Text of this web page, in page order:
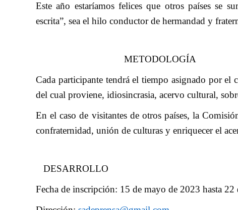
Este año estaríamos felices que otros países se
escrita”, sea el hilo conductor de hermandad y
METODOLOGÍA
Cada participante tendrá el tiempo asignado por el
del cual proviene, idiosincrasia, acervo cultural,
En el caso de visitantes de otros países, la
confraternidad, unión de culturas y enriquecer el
DESARROLLO
Fecha de inscripción: 15 de mayo de 2023 hasta 22